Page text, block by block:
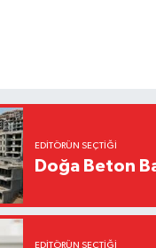
EDITÖRÜN SEÇTIĞI
Doğa Beton
EDITÖRÜN SEÇTIĞI